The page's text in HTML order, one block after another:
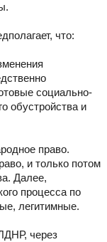
что:
социально-
обустройства и
право.
и только потом
Далее,
процесса по
легитимные.
через